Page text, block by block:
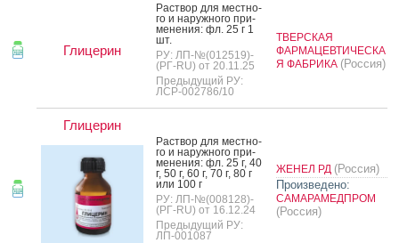
Глицерин
Рас­твор для мес­тно­
го и на­руж­но­го при­
мене­ния: фл. 25 г 1
шт.
РУ: ЛП-№(012519)-
(РГ-RU) от 20.11.25
Предыдущий РУ:
ЛСР-002786/10
ТВЕРСКАЯ
ФАРМАЦЕВТИЧЕСКА
Я ФАБРИКА (Россия)
Глицерин
Рас­твор для мес­тно­
го и на­руж­но­го при­
мене­ния: фл. 25 г, 40
г, 50 г, 60 г, 70 г, 80 г
или 100 г
РУ: ЛП-№(008128)-
(РГ-RU) от 16.12.24
Предыдущий РУ:
ЛП-001087
ЖЕНЕЛ РД (Россия)
Произведено:
САМАРАМЕДПРОМ
(Россия)